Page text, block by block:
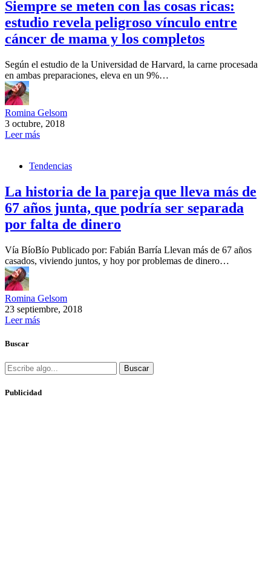
Siempre se meten con las cosas ricas:
estudio revela peligroso vínculo entre
cáncer de mama y los completos
Según el estudio de la Universidad de Harvard, la carne procesada
en ambas preparaciones, eleva en un 9%…
Romina Gelsom
3 octubre, 2018
Leer más
Tendencias
La historia de la pareja que lleva más de
67 años junta, que podría ser separada
por falta de dinero
Vía BíoBío Publicado por: Fabián Barría Llevan más de 67 años
casados, viviendo juntos, y hoy por problemas de dinero…
Romina Gelsom
23 septiembre, 2018
Leer más
Buscar
Buscar
Publicidad